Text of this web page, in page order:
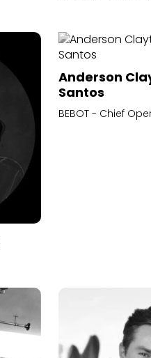
Anderson
Santos
BEBOT - Chief